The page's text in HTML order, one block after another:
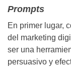
Prompts
En primer lugar,
del marketing
ser una
persuasivo y